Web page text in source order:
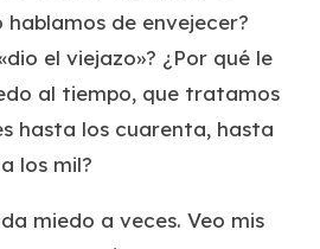
hablamos de envejecer?
el viejazo»? ¿Por qué le
al tiempo, que tratamos
hasta los cuarenta, hasta
los mil?
miedo a veces. Veo mis